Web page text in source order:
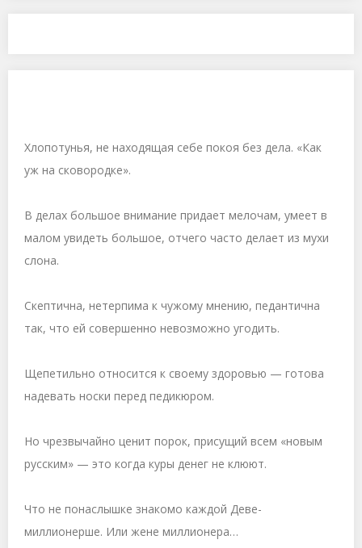
Хлопотунья, не находящая себе покоя без дела. «Как
уж на сковородке».
В делах большое внимание придает мелочам, умеет в
малом увидеть большое, отчего часто делает из мухи
слона.
Скептична, нетерпима к чужому мнению, педантична
так, что ей совершенно невозможно угодить.
Щепетильно относится к своему здоровью — готова
надевать носки перед педикюром.
Но чрезвычайно ценит порок, присущий всем «новым
русским» — это когда куры денег не клюют.
Что не понаслышке знакомо каждой Деве-
миллионерше. Или жене миллионера…